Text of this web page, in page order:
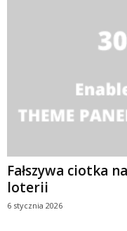
Fałszywa ciotka
loterii
6 stycznia 2026